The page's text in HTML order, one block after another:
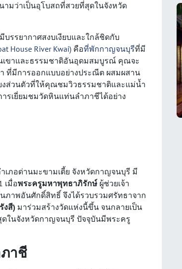
มว่าเป็นอุโบสถที่สวยที่สุดในจังหวัด
รรยากาศสงบเงียบและใกล้ชิดกับ
House River Kwai) คือที่พักกาญจนบุรีที่มี
ขาและธรรมชาติอันอุดมสมบูรณ์ คุณจะ
ที่มีการออกแบบอย่างประณีต ผสมผสาน
งส่วนตัวที่ให้คุณชมวิวธรรมชาติและแม่น้ำ
รเยี่ยมชมวัดหินแท่นลำภาชีได้อย่าง
ภอด่านมะขามเตี้ย จังหวัดกาญจนบุรี มี
เมื่อพระครูมหาพุทธาภิรักษ์ ผู้ช่วยเจ้า
าพอันศักดิ์สิทธิ์ จึงได้รวบรวมศรัทธาจาก
งสี) มาร่วมสร้างวัดแห่งนี้ขึ้น จนกลายเป็น
ดในจังหวัดกาญจนบุรี ปัจจุบันมีพระครู
าชี